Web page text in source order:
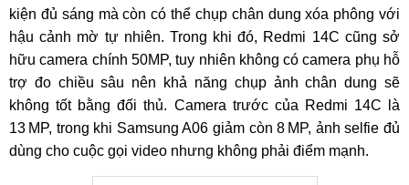
kiện đủ sáng mà còn có thể chụp chân dung xóa phông với
hậu cảnh mờ tự nhiên. Trong khi đó, Redmi 14C cũng sở
hữu camera chính 50MP, tuy nhiên không có camera phụ hỗ
trợ đo chiều sâu nên khả năng chụp ảnh chân dung sẽ
không tốt bằng đối thủ. Camera trước của Redmi 14C là
13 MP, trong khi Samsung A06 giảm còn 8 MP, ảnh selfie đủ
dùng cho cuộc gọi video nhưng không phải điểm mạnh.